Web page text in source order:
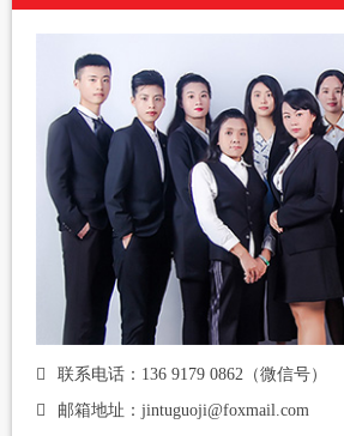
联系电话：136 9179 0862（微信号）
邮箱地址：jintuguoji@foxmail.com